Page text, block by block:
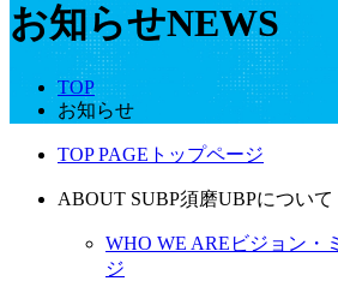
お知らせNEWS
TOP
お知らせ
TOP PAGE トップページ
ABOUT SUBP須磨UBPについて
WHO WE ARE ビジョン・
ジ